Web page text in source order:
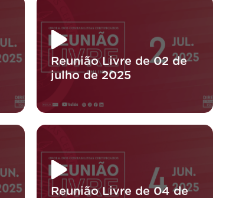
Reunião Livre de 02 de
julho de 2025
Reunião Livre de 04 de